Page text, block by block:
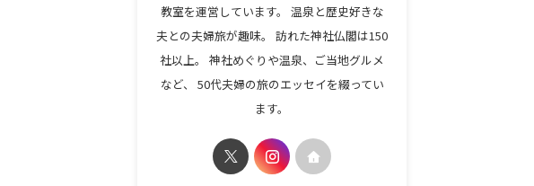
教室を運営しています。 温泉と歴史好きな
夫との夫婦旅が趣味。 訪れた神社仏閣は150
社以上。 神社めぐりや温泉、ご当地グルメ
など、 50代夫婦の旅のエッセイを綴ってい
ます。